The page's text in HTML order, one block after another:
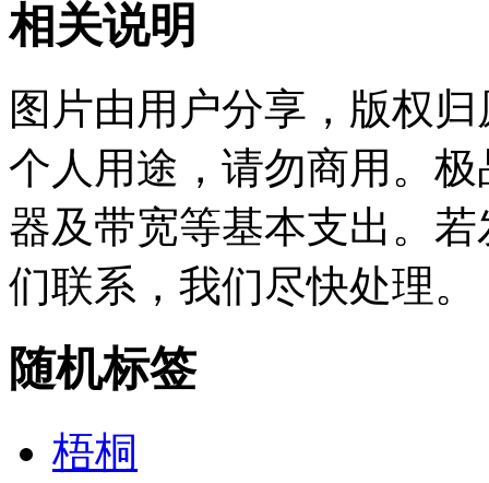
相关说明
图片由用户分享，版权
个人用途，请勿商用。
器及带宽等基本支出。
们联系，我们尽快处理。
随机标签
梧桐